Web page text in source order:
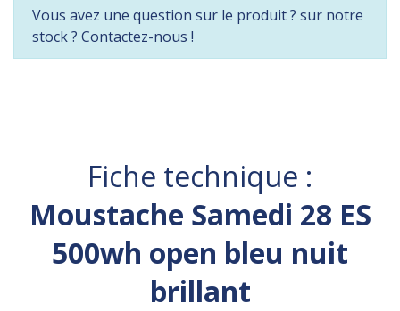
Vous avez une question sur le produit ? sur notre
stock ? Contactez-nous !
Fiche technique :
Moustache Samedi 28 ES
500wh open bleu nuit
brillant